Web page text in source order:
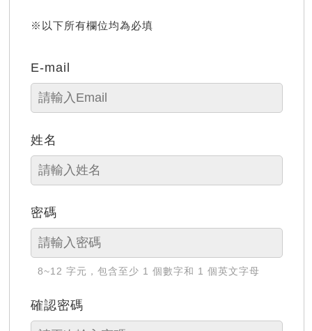
※以下所有欄位均為必填
E-mail
姓名
密碼
8~12 字元，包含至少 1 個數字和 1 個英文字母
確認密碼